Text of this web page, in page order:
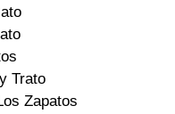
Trato
Zapatos